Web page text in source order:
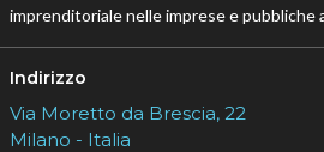
imprenditoriale nelle imprese e pubbliche
Indirizzo
Via Moretto da Brescia, 22
Milano - Italia